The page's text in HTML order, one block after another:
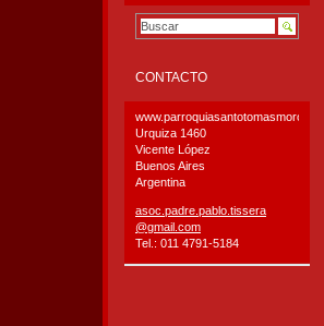
CONTACTO
www.parroquiasantotomasmoro.com
Urquiza 1460
Vicente López
Buenos Aires
Argentina
asoc.padre.pablo .tissera
@gmail.com
Tel.: 011 4791-5184